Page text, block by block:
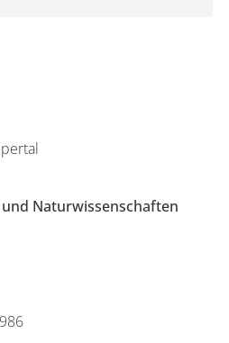
Naturwissenschaften